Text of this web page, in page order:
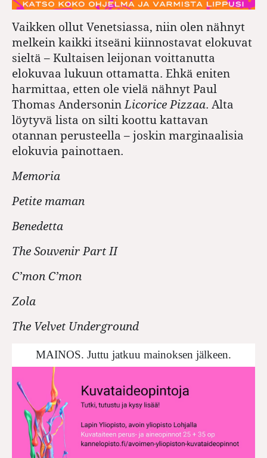
Vaikken ollut Venetsiassa, niin olen nähnyt
melkein kaikki itseäni kiinnostavat elokuvat
sieltä – Kultaisen leijonan voittanutta
elokuvaa lukuun ottamatta. Ehkä eniten
harmittaa, etten ole vielä nähnyt Paul
Thomas Andersonin Licorice Pizzaa. Alta
löytyvä lista on silti koottu kattavan
otannan perusteella – joskin marginaalisia
elokuvia painottaen.
Memoria
Petite maman
Benedetta
The Souvenir Part II
C’mon C’mon
Zola
The Velvet Underground
MAINOS. Juttu jatkuu mainoksen jälkeen.